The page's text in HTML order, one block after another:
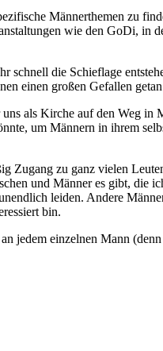
Männerthemen zu
wie den GoDi,
schnell die Schieflage
einen großen Gefallen
als Kirche auf den Weg
um Männern in ihrem
Zugang zu ganz vielen
und Männer es gibt, die
leiden. Andere
bin.
jedem einzelnen Mann